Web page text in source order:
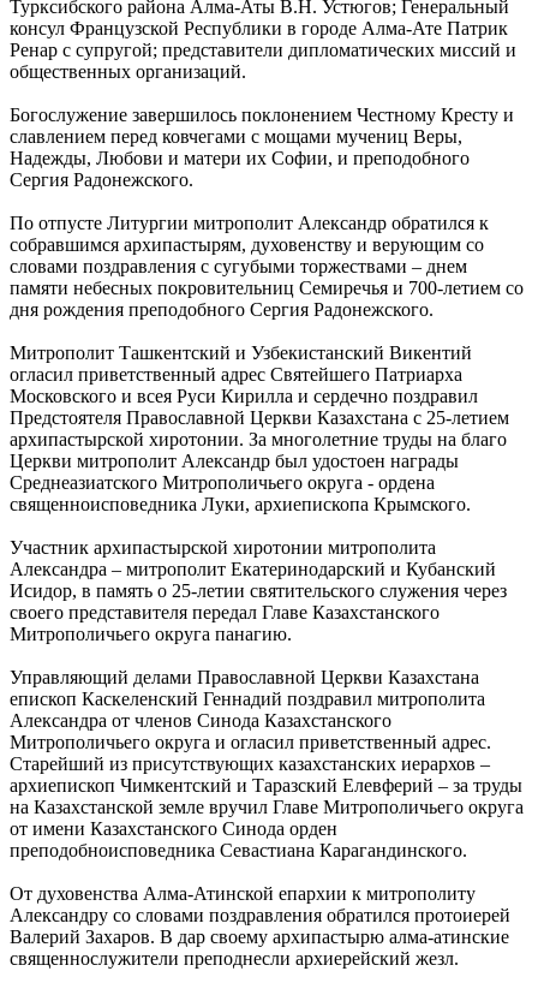
Турксибского района Алма-Аты В.Н. Устюгов; Генеральный
консул Французской Республики в городе Алма-Ате Патрик
Ренар с супругой; представители дипломатических миссий и
общественных организаций.
Богослужение завершилось поклонением Честному Кресту и
славлением перед ковчегами с мощами мучениц Веры,
Надежды, Любови и матери их Софии, и преподобного
Сергия Радонежского.
По отпусте Литургии митрополит Александр обратился к
собравшимся архипастырям, духовенству и верующим со
словами поздравления с сугубыми торжествами – днем
памяти небесных покровительниц Семиречья и 700-летием со
дня рождения преподобного Сергия Радонежского.
Митрополит Ташкентский и Узбекистанский Викентий
огласил приветственный адрес Святейшего Патриарха
Московского и всея Руси Кирилла и сердечно поздравил
Предстоятеля Православной Церкви Казахстана с 25-летием
архипастырской хиротонии. За многолетние труды на благо
Церкви митрополит Александр был удостоен награды
Среднеазиатского Митрополичьего округа - ордена
священноисповедника Луки, архиепископа Крымского.
Участник архипастырской хиротонии митрополита
Александра – митрополит Екатеринодарский и Кубанский
Исидор, в память о 25-летии святительского служения через
своего представителя передал Главе Казахстанского
Митрополичьего округа панагию.
Управляющий делами Православной Церкви Казахстана
епископ Каскеленский Геннадий поздравил митрополита
Александра от членов Синода Казахстанского
Митрополичьего округа и огласил приветственный адрес.
Старейший из присутствующих казахстанских иерархов –
архиепископ Чимкентский и Таразский Елевферий – за труды
на Казахстанской земле вручил Главе Митрополичьего округа
от имени Казахстанского Синода орден
преподобноисповедника Севастиана Карагандинского.
От духовенства Алма-Атинской епархии к митрополиту
Александру со словами поздравления обратился протоиерей
Валерий Захаров. В дар своему архипастырю алма-атинские
священнослужители преподнесли архиерейский жезл.